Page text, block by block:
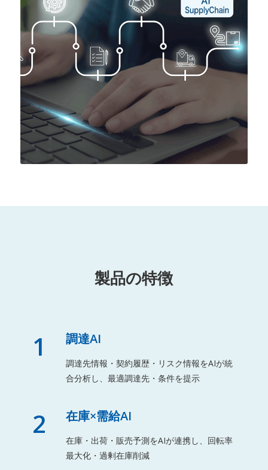
製品の特徴
1 調達AI
調達先情報・契約履歴・リスク情報をAIが統
合分析し、最適調達先・条件を提示
2 在庫×需給AI
在庫・出荷・販売予測をAIが連携し、回転率
最大化・過剰在庫削減